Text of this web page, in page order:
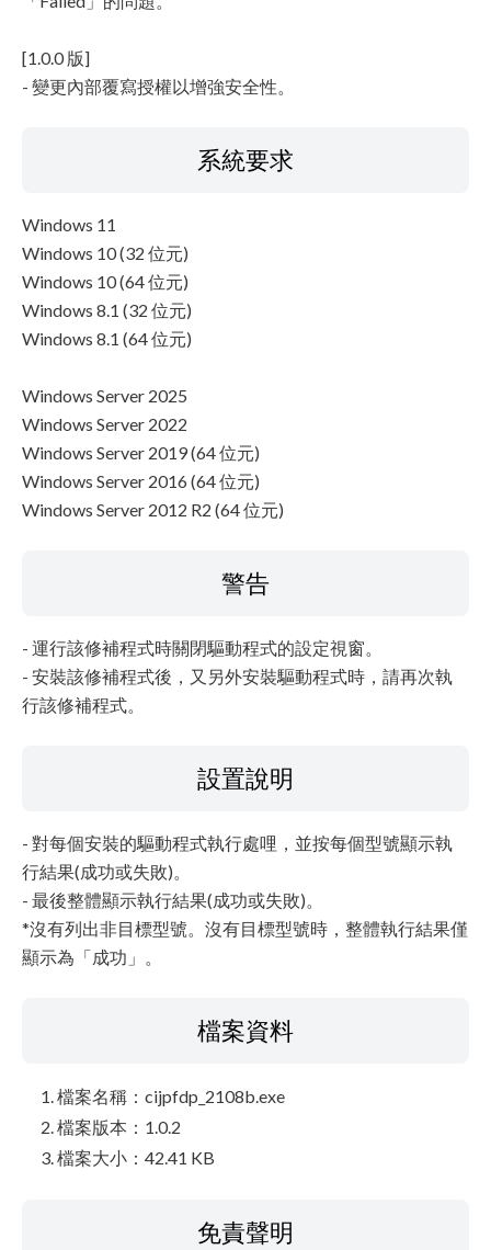
[1.0.0 版]
- 變更內部覆寫授權以增強安全性。
系統要求
Windows 11
Windows 10 (32 位元)
Windows 10 (64 位元)
Windows 8.1 (32 位元)
Windows 8.1 (64 位元)
Windows Server 2025
Windows Server 2022
Windows Server 2019 (64 位元)
Windows Server 2016 (64 位元)
Windows Server 2012 R2 (64 位元)
警告
- 運行該修補程式時關閉驅動程式的設定視窗。
- 安裝該修補程式後，又另外安裝驅動程式時，請再次執
行該修補程式。
設置說明
- 對每個安裝的驅動程式執行處哩，並按每個型號顯示執
行結果(成功或失敗)。
- 最後整體顯示執行結果(成功或失敗)。
*沒有列出非目標型號。沒有目標型號時，整體執行結果僅
顯示為「成功」。
檔案資料
檔案名稱：cijpfdp_2108b.exe
檔案版本：1.0.2
檔案大小：42.41 KB
免責聲明